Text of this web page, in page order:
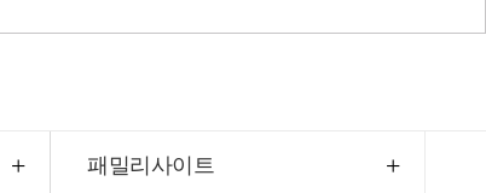
패밀리사이트